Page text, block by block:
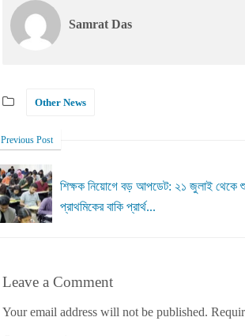
Samrat Das
Other News
Previous Post
শিক্ষক নিয়োগে বড় আপডেট: ২১ জুলাই থেকে
প্রাথমিকের বাকি প্রার্থ...
Leave a Comment
Your email address will not be published.